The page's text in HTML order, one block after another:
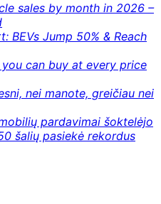
sales by month in 2026 –
BEVs Jump 50% & Reach
can buy at every price
nei manote, greičiau nei
pardavimai šoktelėjo
šalių pasiekė rekordus